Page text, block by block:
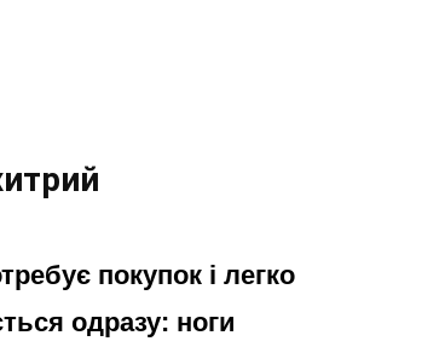
покупок і легко
одразу: ноги